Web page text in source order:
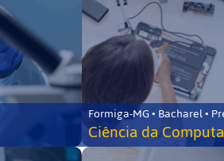
Formiga-MG • Bacharel •
Ciência da